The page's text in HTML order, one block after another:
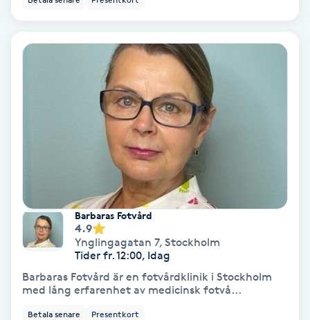
Nagelförlängning gelé
Nagelförlängning glasfiber
Nagelförlängning silke
Nagelklippning
Barbaras Fotvård
4.9
Ynglingagatan 7, Stockholm
Tider fr. 12:00, Idag
Barbaras Fotvård är en fotvårdklinik i Stockholm
med lång erfarenhet av medicinsk fotvå...
Betala senare Presentkort